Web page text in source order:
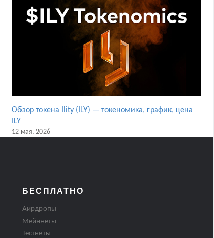
Обзор токена Ility (ILY) — токеномика, график, цена
ILY
12 мая, 2026
БЕСПЛАТНО
Аирдропы
Мейннеты
Тестнеты